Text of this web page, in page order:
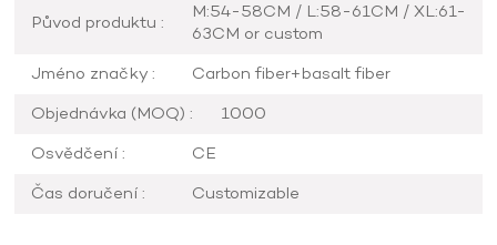
Původ produktu :
M:54-58CM / L:58-61CM / XL:61-
63CM or custom
Jméno značky :
Carbon fiber+basalt fiber
Objednávka (MOQ) :
1000
Osvědčení :
CE
Čas doručení :
Customizable